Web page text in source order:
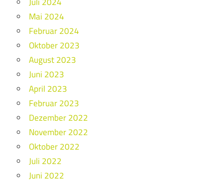
Mai 2024
Februar 2024
Oktober 2023
August 2023
Juni 2023
April 2023
Februar 2023
Dezember 2022
November 2022
Oktober 2022
Juli 2022
Juni 2022